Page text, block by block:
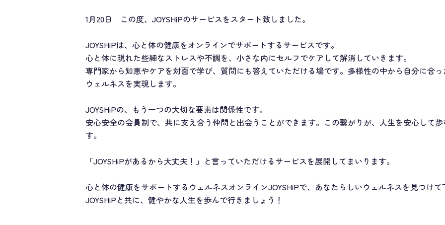
1月20日 この度、JOYSHiPのサービスをスタート致しました。
JOYSHiPは、心と体の健康をオンラインでサポートするサービスです。
心と体に現れた些細なストレスや不調を、小さな内にセルフでケアして解消していきます。
専門家から知恵やケアを対面で学び、質問にも答えていただける場です。多様性の中から自分に合
ウェルネスを実現します。
JOYSHiPの、もう一つの大切な要素は関係性です。
安心安全の会員制で、共に支え合う仲間と出会うことができます。この繋がりが、人生を安心して
す。
「JOYSHiPがあるから大丈夫！」と言っていただけるサービスを展開してまいります。
心と体の健康をサポートするウェルネスオンラインJOYSHiPで、あなたらしいウェルネスを見つけて
JOYSHiPと共に、健やかな人生を歩んで行きましょう！